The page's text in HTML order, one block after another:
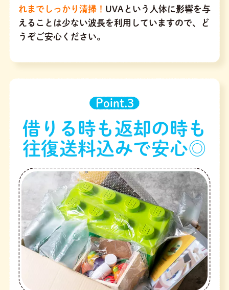
れまでしっかり清掃！ UVAという人体に影響を与
えることは少ない波長を利用していますので、ど
うぞご安心ください。
Point.3
借りる時も返却の時も
往復送料込みで安心◎